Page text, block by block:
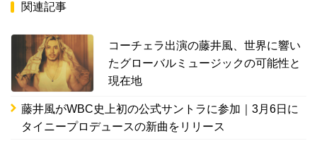
関連記事
コーチェラ出演の藤井風、世界に響い
たグローバルミュージックの可能性と
現在地
藤井風がWBC史上初の公式サントラに参加｜3月6日に
タイニープロデュースの新曲をリリース